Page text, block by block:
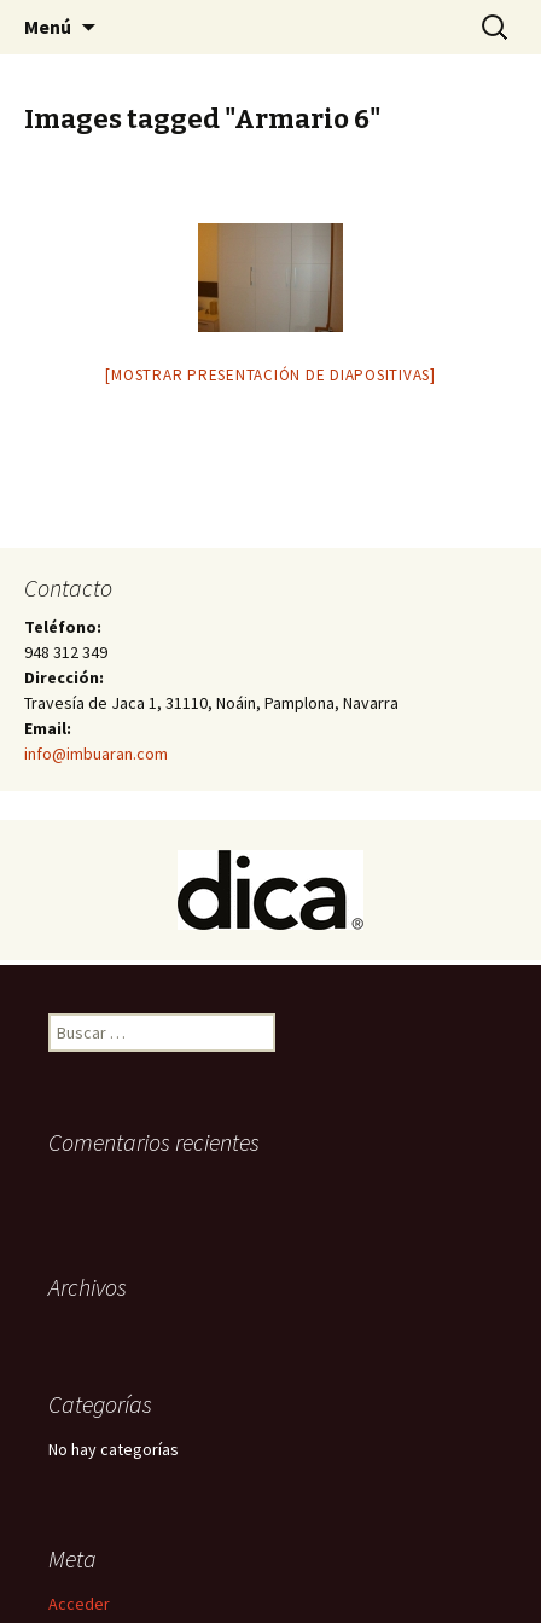
IMBUARAN COCINAS
Cocinas
Menú Buscar:
Images tagged "Armario 6"
[MOSTRAR PRESENTACIÓN DE DIAPOSITIVAS]
Contacto
Teléfono:
948 312 349
Dirección:
Travesía de Jaca 1, 31110, Noáin, Pamplona, Navarra
Email:
info@imbuaran.com
Buscar:
Comentarios recientes
Archivos
Categorías
No hay categorías
Meta
Acceder